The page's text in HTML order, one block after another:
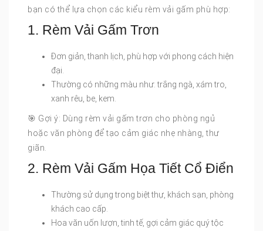
bạn có thể lựa chọn các kiểu rèm vải gấm phù hợp:
1. Rèm Vải Gấm Trơn
Đơn giản, thanh lịch, phù hợp với phong cách hiện
đại.
Thường có những màu như: trắng ngà, xám tro,
xanh rêu, be, kem.
🎯 Gợi ý: Dùng rèm vải gấm trơn cho phòng ngủ
hoặc văn phòng để tạo cảm giác nhẹ nhàng, thư
giãn.
2. Rèm Vải Gấm Họa Tiết Cổ Điển
Thường sử dụng trong biệt thự, khách sạn, phòng
khách cao cấp.
Hoa văn uốn lượn, tinh tế, gợi cảm giác quý tộc